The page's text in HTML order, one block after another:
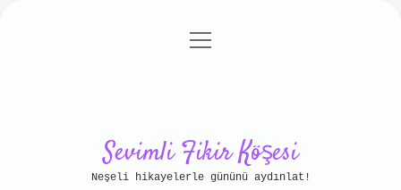
Gizlilik Politikası
menüyü
Sevimli Fikir Köşesi
Neşeli hikayelerle gününü aydınlat!